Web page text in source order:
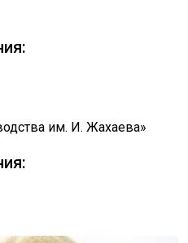
им. И. Жахаева»